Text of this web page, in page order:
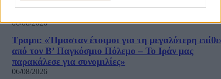
06/08/2026
Τραμπ: «Ήμασταν έτοιμοι για τη μεγαλύτερη
από τον Β’ Παγκόσμιο Πόλεμο – Το Ιράν μας
παρακάλεσε για συνομιλίες»
06/08/2026